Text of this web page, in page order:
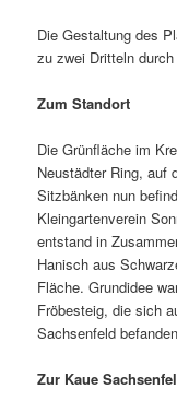
Die Gestaltung des
zu zwei Dritteln
Zum Standort
Die Grünfläche im
Neustädter Ring, auf
Sitzbänken nun
Kleingartenverein
entstand in
Hanisch aus
Fläche. Grundidee
Fröbesteig, die sich
Sachsenfeld
Zur Kaue